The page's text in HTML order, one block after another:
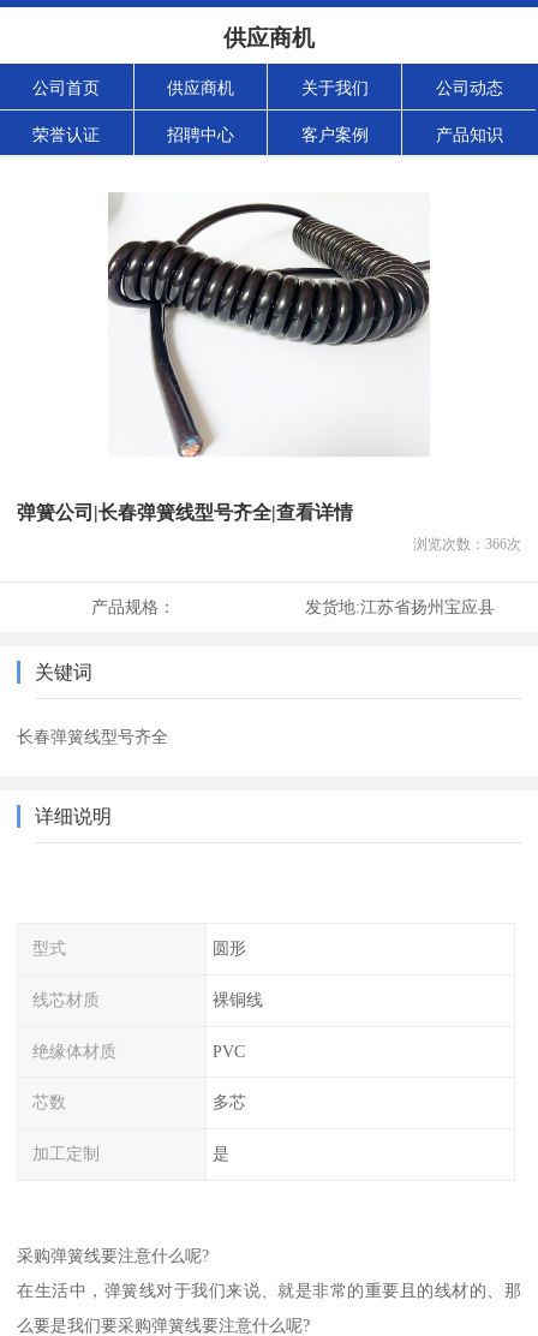
供应商机
公司首页 供应商机 关于我们 公司动态
荣誉认证 招聘中心 客户案例 产品知识
弹簧公司|长春弹簧线型号齐全|查看详情
浏览次数： 366次
产品规格： 发货地:江苏省扬州宝应县
关键词
长春弹簧线型号齐全
详细说明
型式 圆形
线芯材质 裸铜线
绝缘体材质 PVC
芯数 多芯
加工定制 是
采购弹簧线要注意什么呢?
在生活中，弹簧线对于我们来说、就是非常的重要且的线材的、那
么要是我们要采购弹簧线要注意什么呢?